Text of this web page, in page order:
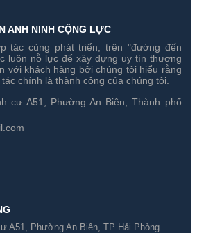
ANH NINH CỘNG LỰC
tác cùng phát triển, trên "đường đến
luôn nỗ lực để xây dựng uy tín thương
với khách hàng bởi chúng tôi hiểu rằng
chính là thành công của chúng tôi.
cư A51, Phường An Biên, Thành phố
A51, Phường An Biên, TP Hải Phòng